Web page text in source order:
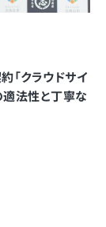
「クラウドサイ
法性と丁寧な